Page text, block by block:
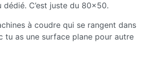
dédié. C’est juste du 80x50.
à coudre qui se rangent dans
tu as une surface plane pour autre